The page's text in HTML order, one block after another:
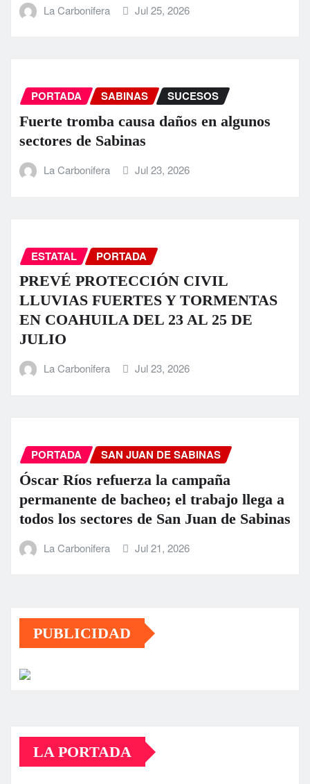
La Carbonifera Jul 25, 2026
PORTADA SABINAS SUCESOS
Fuerte tromba causa daños en algunos
sectores de Sabinas
La Carbonifera Jul 23, 2026
ESTATAL PORTADA
PREVÉ PROTECCIÓN CIVIL
LLUVIAS FUERTES Y TORMENTAS
EN COAHUILA DEL 23 AL 25 DE
JULIO
La Carbonifera Jul 23, 2026
PORTADA SAN JUAN DE SABINAS
Óscar Ríos refuerza la campaña
permanente de bacheo; el trabajo llega a
todos los sectores de San Juan de Sabinas
La Carbonifera Jul 21, 2026
PUBLICIDAD
LA PORTADA